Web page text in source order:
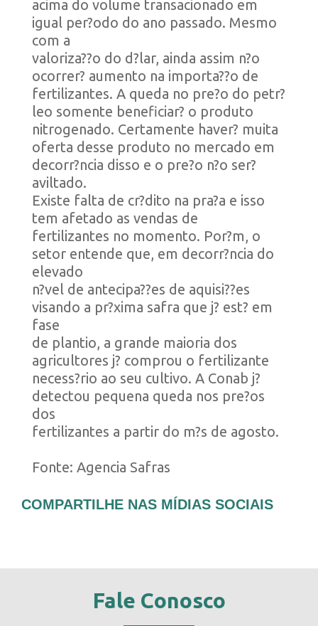
acima do volume transacionado em
igual per?odo do ano passado. Mesmo
com a
valoriza??o do d?lar, ainda assim n?o
ocorrer? aumento na importa??o de
fertilizantes. A queda no pre?o do petr?
leo somente beneficiar? o produto
nitrogenado. Certamente haver? muita
oferta desse produto no mercado em
decorr?ncia disso e o pre?o n?o ser?
aviltado.
Existe falta de cr?dito na pra?a e isso
tem afetado as vendas de
fertilizantes no momento. Por?m, o
setor entende que, em decorr?ncia do
elevado
n?vel de antecipa??es de aquisi??es
visando a pr?xima safra que j? est? em
fase
de plantio, a grande maioria dos
agricultores j? comprou o fertilizante
necess?rio ao seu cultivo. A Conab j?
detectou pequena queda nos pre?os
dos
fertilizantes a partir do m?s de agosto.
Fonte: Agencia Safras
COMPARTILHE NAS MÍDIAS SOCIAIS
Fale Conosco